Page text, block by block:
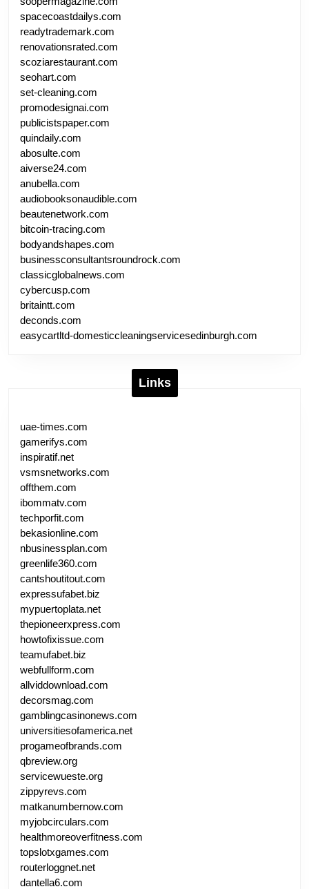
spacecoastdailys.com
readytrademark.com
renovationsrated.com
scoziarestaurant.com
seohart.com
set-cleaning.com
promodesignai.com
publicistspaper.com
quindaily.com
abosulte.com
aiverse24.com
anubella.com
audiobooksonaudible.com
beautenetwork.com
bitcoin-tracing.com
bodyandshapes.com
businessconsultantsroundrock.com
classicglobalnews.com
cybercusp.com
britaintt.com
deconds.com
easycartltd-domesticcleaningservicesedinburgh.com
Links
uae-times.com
gamerifys.com
inspiratif.net
vsmsnetworks.com
offthem.com
ibommatv.com
techporfit.com
bekasionline.com
nbusinessplan.com
greenlife360.com
cantshoutitout.com
expressufabet.biz
mypuertoplata.net
thepioneerxpress.com
howtofixissue.com
teamufabet.biz
webfullform.com
allviddownload.com
decorsmag.com
gamblingcasinonews.com
universitiesofamerica.net
progameofbrands.com
qbreview.org
servicewueste.org
zippyrevs.com
matkanumbernow.com
myjobcirculars.com
healthmoreoverfitness.com
topslotxgames.com
routerloggnet.net
dantella6.com